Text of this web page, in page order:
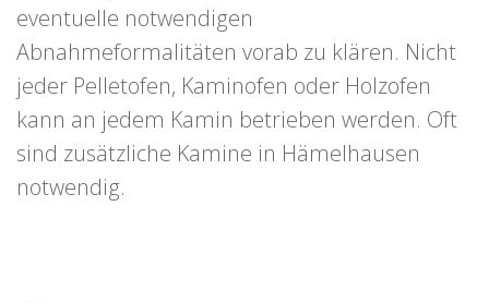
eventuelle notwendigen
Abnahmeformalitäten vorab zu klären. Nicht
jeder Pelletofen, Kaminofen oder Holzofen
kann an jedem Kamin betrieben werden. Oft
sind zusätzliche Kamine in Hämelhausen
notwendig.